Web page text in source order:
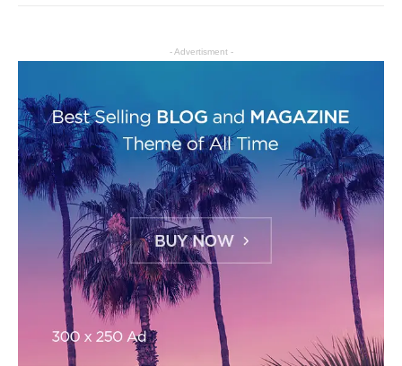
- Advertisment -